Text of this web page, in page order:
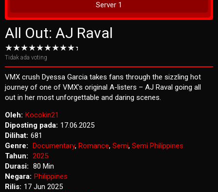
Server 1
All Out: AJ Raval
Tidak ada voting
VMX crush Dyessa Garcia takes fans through the sizzling hot
journey of one of VMX’s original A-listers – AJ Raval going all
out in her most unforgettable and daring scenes.
Oleh: Kocokin21
Diposting pada: 17.06.2025
Dilihat: 681
Genre:
Documentary, Romance, Semi, Semi Philippines
Tahun: 2025
Durasi: 80 Min
Negara: Philippines
Rilis: 17 Jun 2025